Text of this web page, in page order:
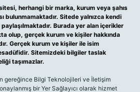
herhangi bir marka, kurum veya şahıs
bulunmamaktadır. Sitede yalnızca kendi
paylaşılmaktadır. Burada yer alan içerikler
olup, gerçek kurum ve kişiler hakkında
Gerçek kurum ve kişiler ile isim
Sitemizdeki bilgiler taslak
taşımazlar.
gereğince Bilgi Teknolojileri ve İletişim
bir Yer Sağlayıcı olarak hizmet